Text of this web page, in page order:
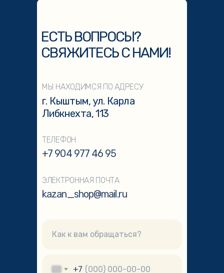
+7
г. Кыштым, ул. Карла
Либкнехта, 113
ЭЛЕКТРОННАЯ ПОЧТА
МЫ НАХОДИМСЯ ПО АДРЕСУ
ТЕЛЕФОН
+7 904 977 46 95
kazan_shop@mail.ru
ЕСТЬ ВОПРОСЫ?
СВЯЖИТЕСЬ С НАМИ!